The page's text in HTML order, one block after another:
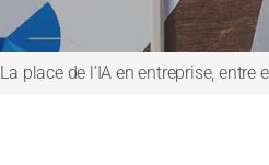
La place de l’IA en entreprise, entre